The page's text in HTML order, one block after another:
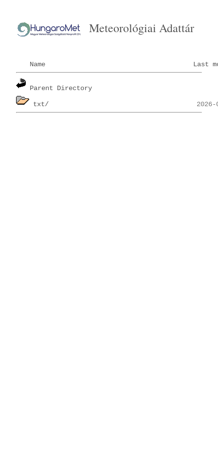
Meteorológiai Adattár
Name Last
Parent Directory
txt/